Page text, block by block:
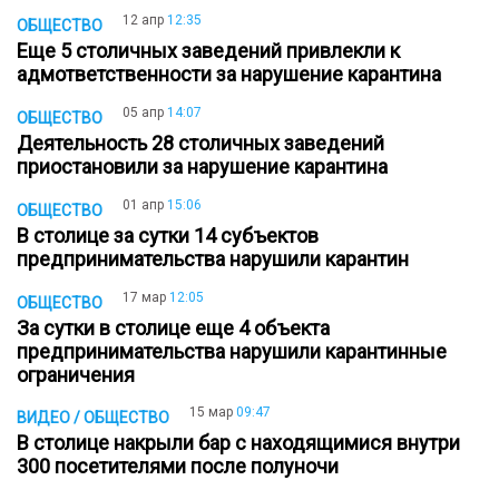
ОБЩЕСТВО 12 апр 12:35
Еще 5 столичных заведений привлекли к
адмответственности за нарушение карантина
ОБЩЕСТВО 05 апр 14:07
Деятельность 28 столичных заведений
приостановили за нарушение карантина
ОБЩЕСТВО 01 апр 15:06
В столице за сутки 14 субъектов
предпринимательства нарушили карантин
ОБЩЕСТВО 17 мар 12:05
За сутки в столице еще 4 объекта
предпринимательства нарушили карантинные
ограничения
ВИДЕО / ОБЩЕСТВО 15 мар 09:47
В столице накрыли бар с находящимися внутри
300 посетителями после полуночи